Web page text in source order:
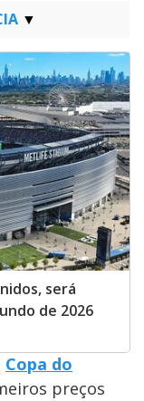
será
de 2026
Copa do
preços